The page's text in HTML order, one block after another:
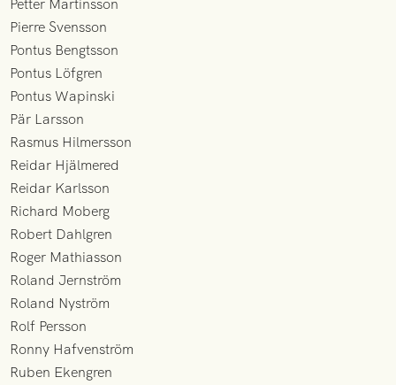
Petter Martinsson
Pierre Svensson
Pontus Bengtsson
Pontus Löfgren
Pontus Wapinski
Pär Larsson
Rasmus Hilmersson
Reidar Hjälmered
Reidar Karlsson
Richard Moberg
Robert Dahlgren
Roger Mathiasson
Roland Jernström
Roland Nyström
Rolf Persson
Ronny Hafvenström
Ruben Ekengren